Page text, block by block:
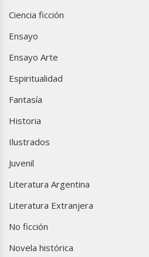
Ciencia ficción
Ensayo
Ensayo Arte
Espiritualidad
Fantasía
Historia
Ilustrados
Juvenil
Literatura Argentina
Literatura Extranjera
No ficción
Novela histórica